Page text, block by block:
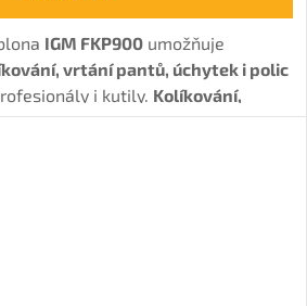
IGM FKP900 umožňuje
vrtání pantů, úchytek i polic
i kutily. Kolíkování,
polic i NK pantů (Hettich,